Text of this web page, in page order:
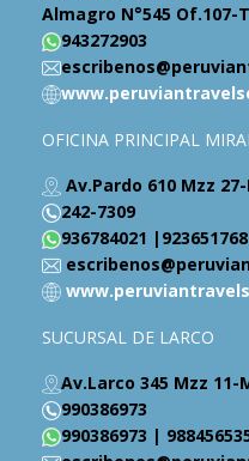
Almagro N°545 Of.107-
943272903
OFICINA PRINCIPAL
Av.Pardo 610 Mzz
242-7309
936784021 |923651768
SUCURSAL DE LARCO
Av.Larco 345 Mzz
990386973
990386973 |